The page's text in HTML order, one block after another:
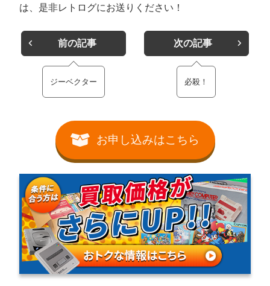
は、是非レトログにお送りください！
前の記事
ジーベクター
次の記事
必殺！
お申し込みはこちら